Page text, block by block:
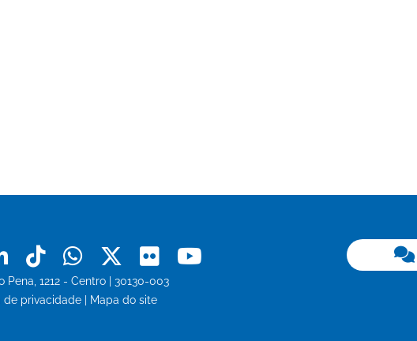
LinkedinTiktokWhatsapp
X Flickr
Pena, 1212 - Centro | 30130-003
de privacidade
Mapa do site